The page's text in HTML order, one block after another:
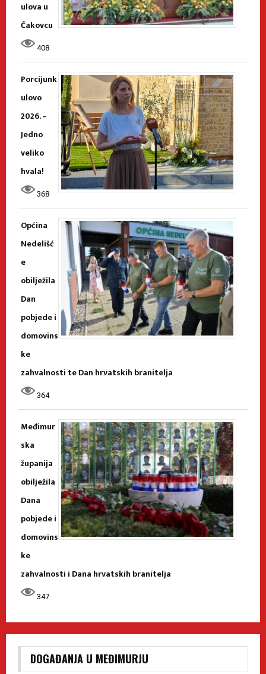
ulova u
Čakovcu
408
Porcijunk
ulovo
2026. –
Jedno
veliko
hvala!
368
Općina
Nedelišć
e
obilježila
Dan
pobjede i
domovins
ke
zahvalnosti te Dan hrvatskih branitelja
364
Međimur
ska
županija
obilježila
Dana
pobjede i
domovins
ke
zahvalnosti i Dana hrvatskih branitelja
347
DOGAĐANJA U MEĐIMURJU